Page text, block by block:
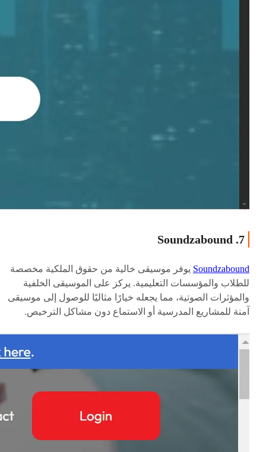
7. Soundzabound
Soundzabound يوفر موسيقى خالية من حقوق الملكية مخصصة
للطلاب والمؤسسات التعليمية. يركز على الموسيقى الخلفية
والمؤثرات الصوتية، مما يجعله خيارًا مثاليًا للوصول إلى موسيقى
آمنة للمشاريع المدرسية أو الاستماع دون مشاكل الترخيص.